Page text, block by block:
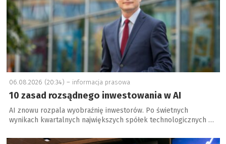
06.08.2026 (20:34) – informacja prasowa
10 zasad rozsądnego inwestowania w AI
AI znowu rozpala wyobraźnię inwestorów. Po świetnych
wynikach kwartalnych największych spółek technologicznych …
a